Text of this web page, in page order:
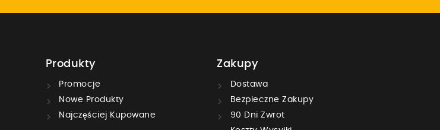
Produkty
Promocje
Nowe Produkty
Najczęściej Kupowane
Zakupy
Dostawa
Bezpieczne Zakupy
90 Dni Zwrot